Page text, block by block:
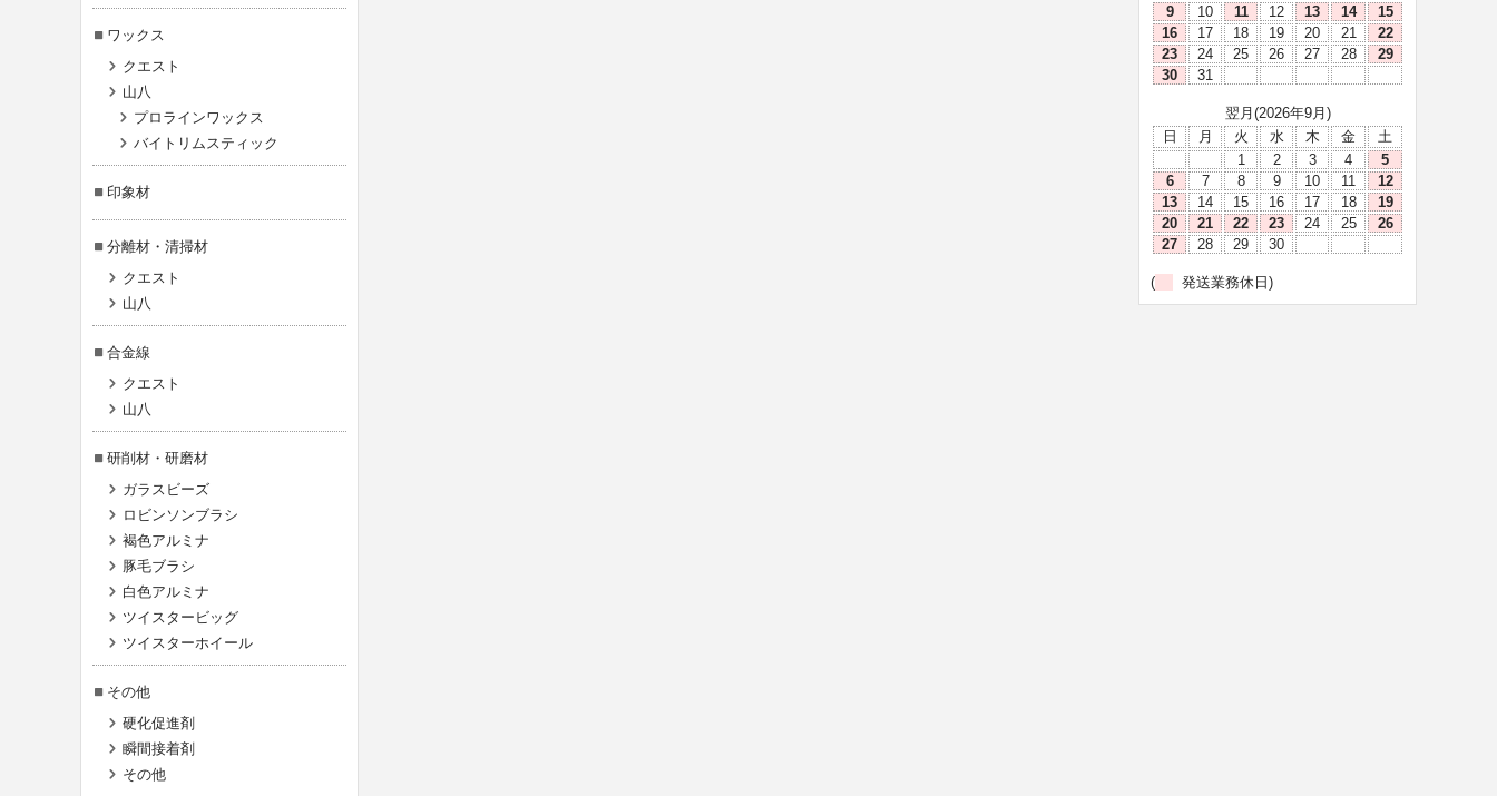
ワックス
クエスト
山八
プロラインワックス
バイトリムスティック
印象材
分離材・清掃材
クエスト
山八
合金線
クエスト
山八
研削材・研磨材
ガラスビーズ
ロビンソンブラシ
褐色アルミナ
豚毛ブラシ
白色アルミナ
ツイスタービッグ
ツイスターホイール
その他
硬化促進剤
瞬間接着剤
その他
9
10 11 12 13 14
15
16
17 18 19 20 21
22
23
24 25 26 27 28
29
30
31
翌月(2026年9月)
日
月 火 水 木 金
土
1
2 3 4
5
6
7 8 9 10 11
12
13
14 15 16 17 18
19
20
21 22 23 24 25
26
27
28 29 30
( 発送業務休日)